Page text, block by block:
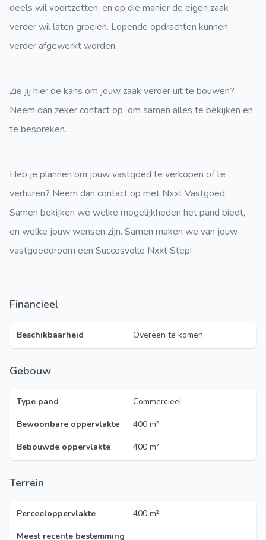
deels wil voortzetten, en op die manier de eigen zaak
verder wil laten groeien. Lopende opdrachten kunnen
verder afgewerkt worden.
Zie jij hier de kans om jouw zaak verder uit te bouwen?
Neem dan zeker contact op om samen alles te bekijken en
te bespreken.
Heb je plannen om jouw vastgoed te verkopen of te
verhuren? Neem dan contact op met Nxxt Vastgoed.
Samen bekijken we welke mogelijkheden het pand biedt,
en welke jouw wensen zijn. Samen maken we van jouw
vastgoeddroom een Succesvolle Nxxt Step!
Financieel
Beschikbaarheid Overeen te komen
Gebouw
Type pand
Commercieel
Bewoonbare oppervlakte
400 m²
Bebouwde oppervlakte
400 m²
Terrein
Perceeloppervlakte
400 m²
Meest recente bestemming